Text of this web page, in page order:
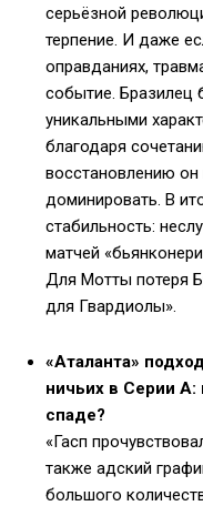
серьёзной
терпение. И даже
оправданиях,
событие.
уникальными
благодаря
восстановлению
доминировать. В
стабильность:
матчей
Для Мотты потеря
для Гвардиолы».
«Аталанта»
ничьих в Серии А:
спаде?
«Гасп
также адский
большого